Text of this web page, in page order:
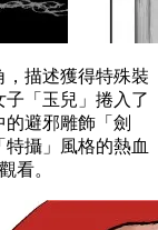
，描述獲得特殊裝
「玉兒」捲入了
避邪雕飾「劍
攝」風格的熱血
觀看。